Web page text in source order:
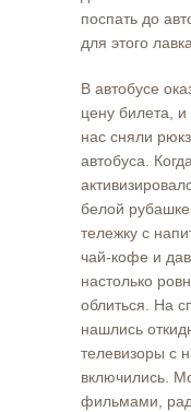
поспать до
для этого
В автобусе
цену билета, и
нас сняли
автобуса.
белой рубашке
тележку с
чай-кофе и
настолько
облиться. На
нашлись
телевизоры с
включились.
фильмами,